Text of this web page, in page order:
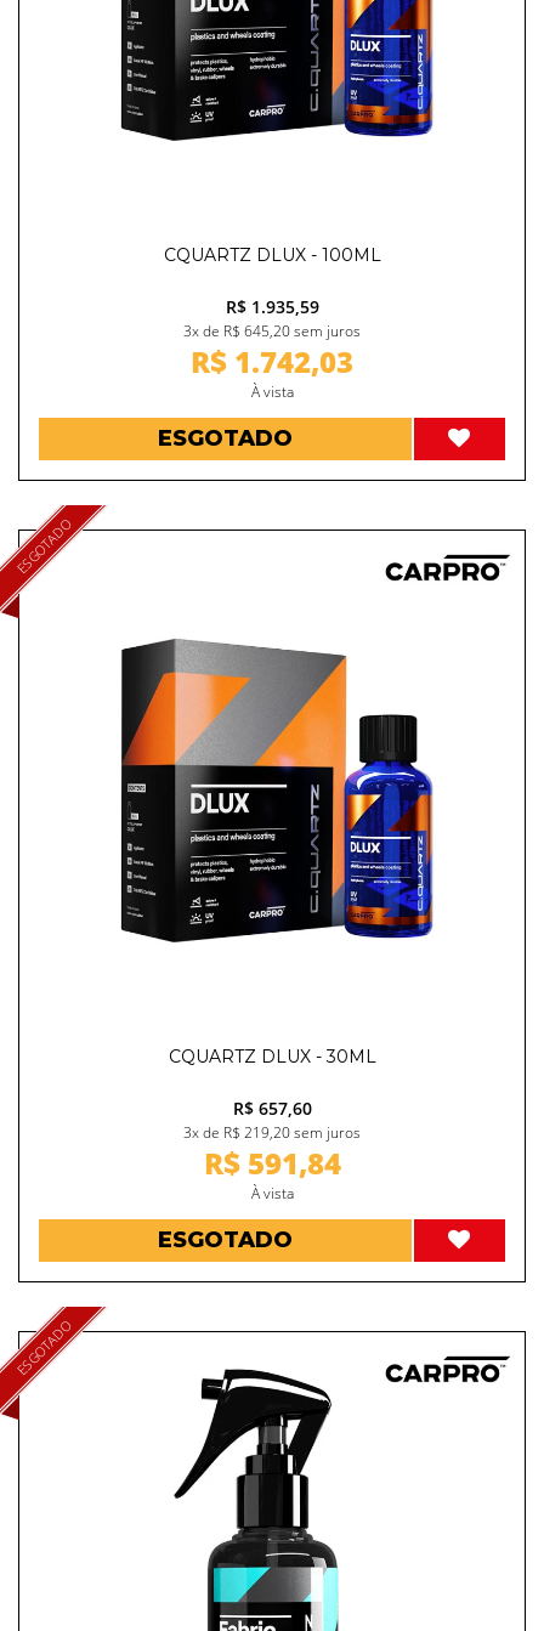
CQUARTZ DLUX - 100ML
R$ 1.935,59
3x de R$ 645,20 sem juros
R$ 1.742,03
À vista
ESGOTADO
ESGOTADO
CQUARTZ DLUX - 30ML
R$ 657,60
3x de R$ 219,20 sem juros
R$ 591,84
À vista
ESGOTADO
ESGOTADO